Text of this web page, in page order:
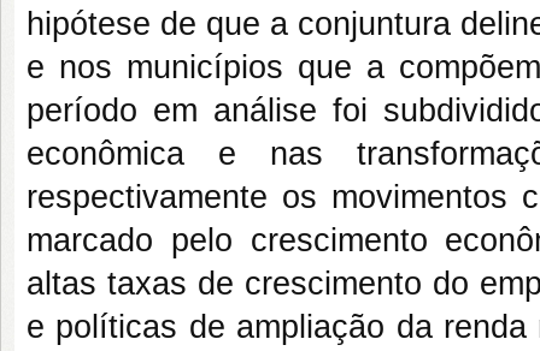
hipótese de que a conjuntura
e nos municípios que a
período em análise foi
econômica e nas
respectivamente os movimentos
marcado pelo crescimento
altas taxas de crescimento do
e políticas de ampliação da